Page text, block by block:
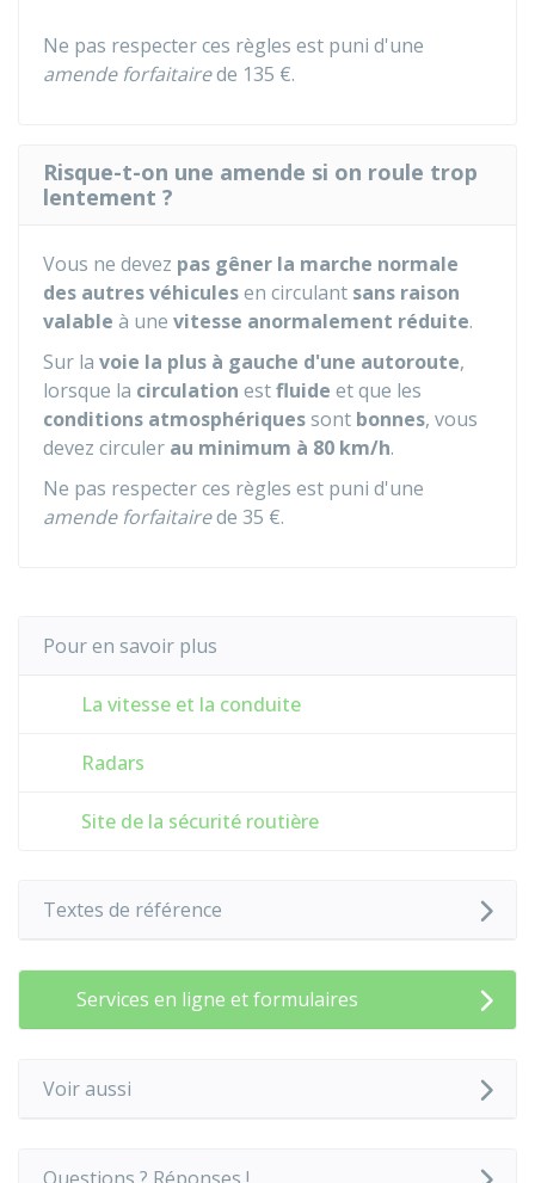
Ne pas respecter ces règles est puni d'une
amende forfaitairede 135 €.
Risque-t-on une amende si on roule trop
lentement ?
Vous ne devez pas gêner la marche normale
des autres véhiculesen circulant sans raison
valable à une vitesse anormalement réduite.
Sur la voie la plus à gauche d'une autoroute,
lorsque la circulation estfluide et que les
conditions atmosphériquessont bonnes, vous
devez circuler au minimum à 80 km/h.
Ne pas respecter ces règles est puni d'une
amende forfaitairede 35 €.
Pour en savoir plus
La vitesse et la conduite
Radars
Site de la sécurité routière
Textes de référence
Services en ligne et formulaires
Voir aussi